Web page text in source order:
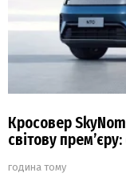
Кросовер
світову
година тому